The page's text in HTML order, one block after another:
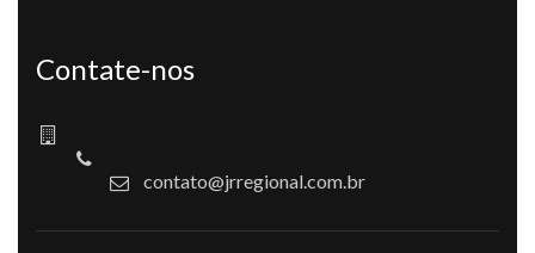
Contate-nos
contato@jrregional.com.br